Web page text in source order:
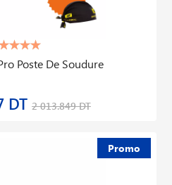
Poste De Soudure
DT 2 013.849 DT
Promo